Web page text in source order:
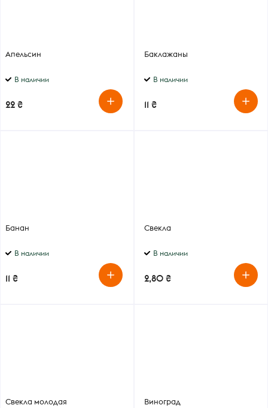
Апельсин
В наличии
22 ₴
Баклажаны
В наличии
11 ₴
Банан
В наличии
11 ₴
Свекла
В наличии
2,80 ₴
Свекла молодая Виноград